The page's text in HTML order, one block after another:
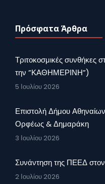
Πρόσφατα Άρθρα
Τριτοκοσμικές συνθήκες
την ”ΚΑΘΗΜΕΡΙΝΗ”)
5 Ιουλίου 2026
Επιστολή Δήμου
Ορφέως & Δημαράκη
3 Ιουλίου 2026
Συνάντηση της ΠΕΕΔ
2 Ιουλίου 2026